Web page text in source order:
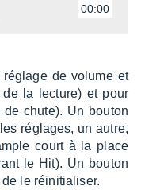
00:00
de volume et
de la lecture) et pour
chute). Un bouton
réglages, un autre,
court à la place
le Hit). Un bouton
le réini­tia­li­ser.